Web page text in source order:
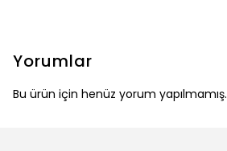
Yorumlar
Bu ürün için henüz yorum yapılmamış.